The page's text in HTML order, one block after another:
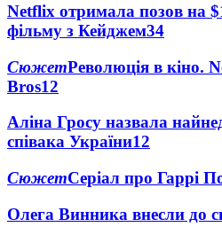
Netflix отримала позов на
фільму з Кейджем34
СюжетРеволюція в кіно.
Bros12
Аліна Гросу назвала
співака України12
СюжетСеріал про Гаррі
Олега Винника внесли до